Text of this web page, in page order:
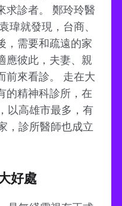
求診者。 鄭玲玲醫
瑋就發現，台商、
，需要和疏遠的家
應彼此，夫妻、親
前來看診。 走在大
的精神科診所，在
以高雄市最多，有
，診所醫師也成立
好處